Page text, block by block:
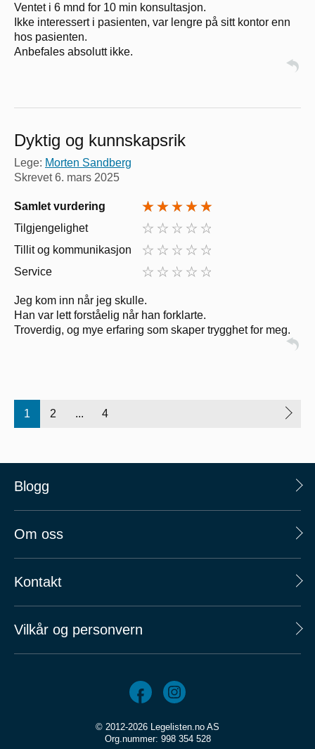
Ventet i 6 mnd for 10 min konsultasjon.
Ikke interessert i pasienten, var lengre på sitt kontor enn
hos pasienten.
Anbefales absolutt ikke.
Dyktig og kunnskapsrik
Lege: Morten Sandberg
Skrevet6. mars 2025
Samlet vurdering
Tilgjengelighet
Tillit og kommunikasjon
Service
Jeg kom inn når jeg skulle.
Han var lett forståelig når han forklarte.
Troverdig, og mye erfaring som skaper trygghet for meg.
1 2 ... 4
Blogg
Om oss
Kontakt
Vilkår og personvern
© 2012-2026 Legelisten.no AS
Org.nummer: 998 354 528